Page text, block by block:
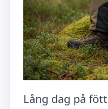
Lång dag på